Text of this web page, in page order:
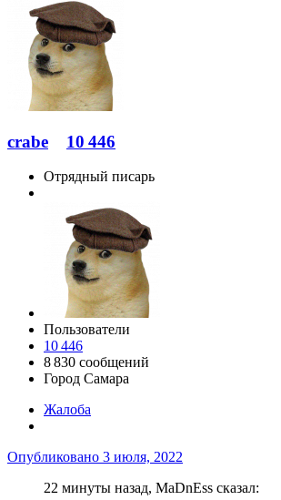
crabe 10 446
Отрядный писарь
Пользователи
10 446
8 830 сообщений
Город Самара
Жалоба
Опубликовано 3 июля, 2022
22 минуты назад, MaDnEss сказал: